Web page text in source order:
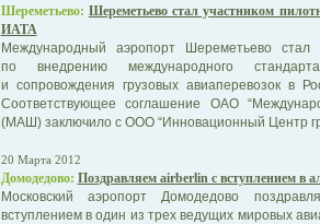
Шереметьево: Шереметьево стал участником
ИАТА
Международный аэропорт Шереметьево стал
по внедрению международного
и сопровождения грузовых авиаперевозок в
Соответствующее соглашение ОАО
(МАШ) заключило с ООО “Инновационный Центр
20 Марта 2012
Домодедово: Поздравляем airberlin с вступлением в
Московский аэропорт Домодедово
вступлением в один из трех ведущих мировых